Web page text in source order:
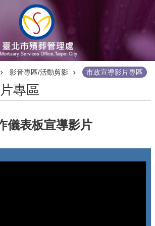
影音專區/活動剪影 市政宣導影片專區
專區
儀表板宣導影片